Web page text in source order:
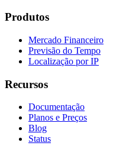
Produtos
Mercado Financeiro
Previsão do Tempo
Localização por IP
Recursos
Documentação
Planos e Preços
Blog
Status